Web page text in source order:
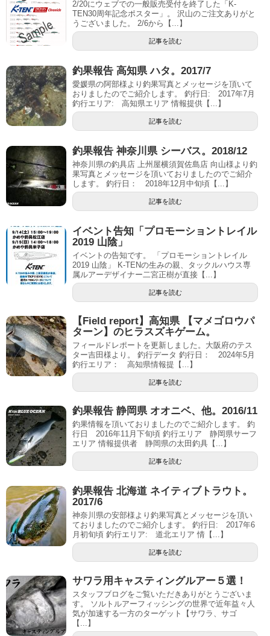
‪2/20にウェブでの一般販売受付を終了した「K-
TEN30周年記念ポスター」。‬ ‪沢山のご注文ありがと
うございました。‬ 2/6から【...】
記事を読む
釣果報告 高知県 ハタ。2017/7
愛媛県の阿部様より釣果写真とメッセージを頂いて
おりましたのでご紹介します。 釣行日: 2017年7月
釣行エリア: 高知県エリア 情報提供【...】
記事を読む
釣果報告 神奈川県 シーバス。2018/12
神奈川県の釣具店 上州屋横須賀佐島店 向山様より釣
果写真とメッセージを頂いておりましたのでご紹介
します。 釣行日： 2018年12月中旬頃【...】
記事を読む
イベント告知「プロモーショントレイル
2019 山陰」
イベントの告知です。 「プロモーショントレイル
2019 山陰」 K-TENの生みの親、タックルハウス専
属ルアーデザイナー二宮正樹が直接【...】
記事を読む
【Field report】高知県 【マメゴロウパ
ターン】のヒラスズキゲーム。
フィールドレポートを更新しました。大阪府のテス
ター吉田様より。 釣行データ 釣行日： 2024年5月
釣行エリア： 高知県情報提【...】
記事を読む
釣果報告 静岡県 オオニベ、他。2016/11
釣果情報を頂いておりましたのでご紹介します。 釣
行日 2016年11月下旬頃 釣行エリア 静岡県サーフ
エリア 情報提供者 静岡県の太田釣具【...】
記事を読む
釣果報告 北海道 ネイティブトラウト。
2017/6
神奈川県の安部様より釣果写真とメッセージを頂い
ておりましたのでご紹介します。 釣行日: 2017年6
月初旬頃 釣行エリア: 道北エリア 情【...】
記事を読む
サワラ用キャスティングルアー５選！
スタッフブログをご覧いただきありがとうございま
す。 ソルトルアーフィッシングの世界で近年益々人
気が加速する一方のターゲット【サワラ、サゴ
【...】